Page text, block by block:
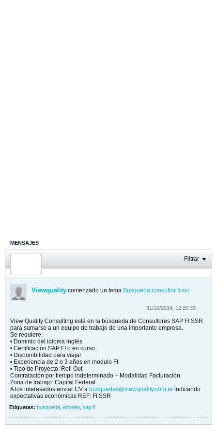
MENSAJES
ÚLTIMA ACTIVIDAD Filtrar
Viewquality comenzado un tema Busqueda consultor fi ssr
31/10/2014, 12:20:33
View Quality Consulting está en la búsqueda de Consultores SAP FI SSR
para sumarse a un equipo de trabajo de una importante empresa.
Se requiere:
• Dominio del idioma inglés
• Certificación SAP FI o en curso
• Disponibilidad para viajar
• Experiencia de 2 o 3 años en modulo FI
• Tipo de Proyecto: Roll Out
Contratación por tiempo indeterminado – Modalidad Facturación
Zona de trabajo: Capital Federal
A los interesados enviar CV a busquedas@viewquality.com.ar indicando
expectativas económicas REF: FI SSR
Etiquetas: busqueda empleo sap fi